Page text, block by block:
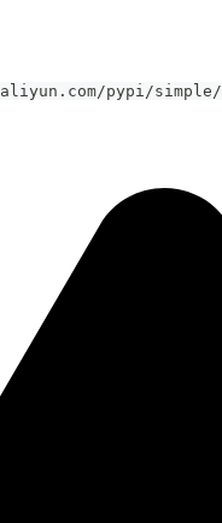
pypi/simple/